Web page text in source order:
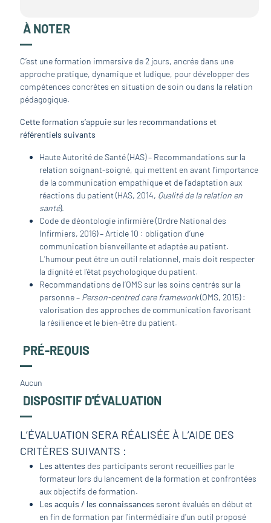
À NOTER
C’est une formation immersive de 2 jours, ancrée dans une
approche pratique, dynamique et ludique, pour développer des
compétences concrètes en situation de soin ou dans la relation
pédagogique.
Cette formation s’appuie sur les recommandations et
référentiels suivants
Haute Autorité de Santé (HAS) – Recommandations sur la
relation soignant-soigné, qui mettent en avant l’importance
de la communication empathique et de l’adaptation aux
réactions du patient (HAS, 2014, Qualité de la relation en
santé).
Code de déontologie infirmière (Ordre National des
Infirmiers, 2016) – Article 10 : obligation d’une
communication bienveillante et adaptée au patient.
L’humour peut être un outil relationnel, mais doit respecter
la dignité et l’état psychologique du patient.
Recommandations de l’OMS sur les soins centrés sur la
personne – Person-centred care framework(OMS, 2015) :
valorisation des approches de communication favorisant
la résilience et le bien-être du patient.
PRÉ-REQUIS
Aucun
DISPOSITIF D'ÉVALUATION
L’ÉVALUATION SERA RÉALISÉE À L’AIDE DES
CRITÈRES SUIVANTS :
Les attentes des participants seront recueillies par le
formateur lors du lancement de la formation et confrontées
aux objectifs de formation.
Les acquis / les connaissances seront évalués en début et
en fin de formation par l’intermédiaire d’un outil proposé